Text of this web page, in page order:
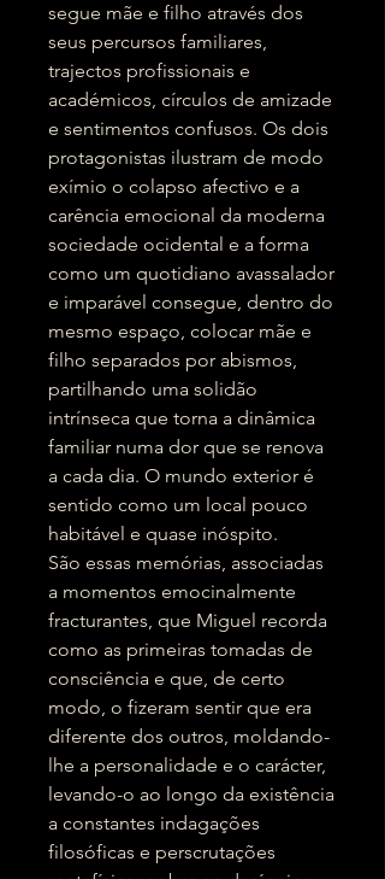
segue mãe e filho através dos
seus percursos familiares,
trajectos profissionais e
académicos, círculos de amizade
e sentimentos confusos. Os dois
protagonistas ilustram de modo
exímio o colapso afectivo e a
carência emocional da moderna
sociedade ocidental e a forma
como um quotidiano avassalador
e imparável consegue, dentro do
mesmo espaço, colocar mãe e
filho separados por abismos,
partilhando uma solidão
intrínseca que torna a dinâmica
familiar numa dor que se renova
a cada dia. O mundo exterior é
sentido como um local pouco
habitável e quase inóspito.
São essas memórias, associadas
a momentos emocinalmente
fracturantes, que Miguel recorda
como as primeiras tomadas de
consciência e que, de certo
modo, o fizeram sentir que era
diferente dos outros, moldando-
lhe a personalidade e o carácter,
levando-o ao longo da existência
a constantes indagações
filosóficas e perscrutações